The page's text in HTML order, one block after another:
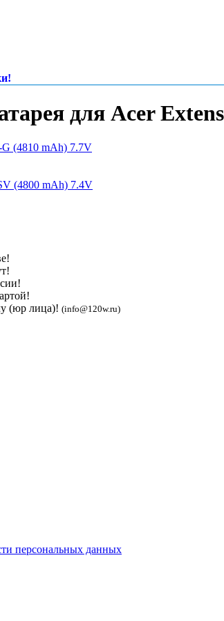
для Acer
(4810 mAh) 7.7V
(4800 mAh) 7.4V
(юр лица)! (info@120w.ru)
персональных данных